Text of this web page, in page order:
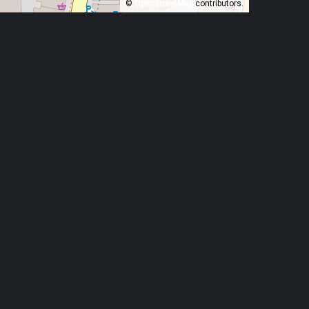
© OpenStreetMapcontributors.